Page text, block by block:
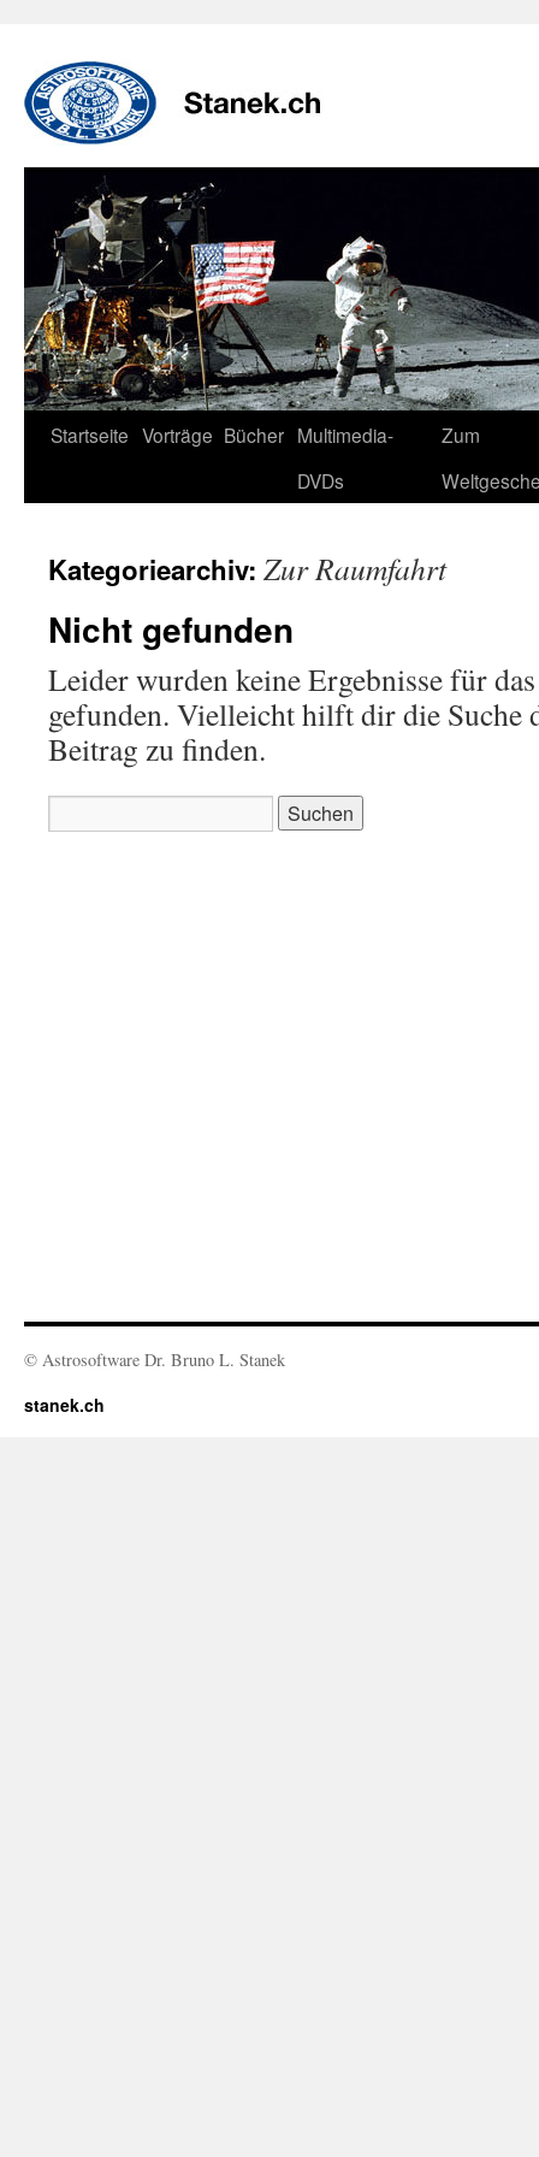
springen
Startseite Vorträge Bücher Multimedia-
DVDs
Zum
Kategoriearchiv: Zur Raumfahrt
Nicht gefunden
Leider wurden keine Ergebnisse für
gefunden. Vielleicht hilft dir die Suche
Beitrag zu finden.
nach:
© Astrosoftware Dr. Bruno L. Stanek
stanek.ch